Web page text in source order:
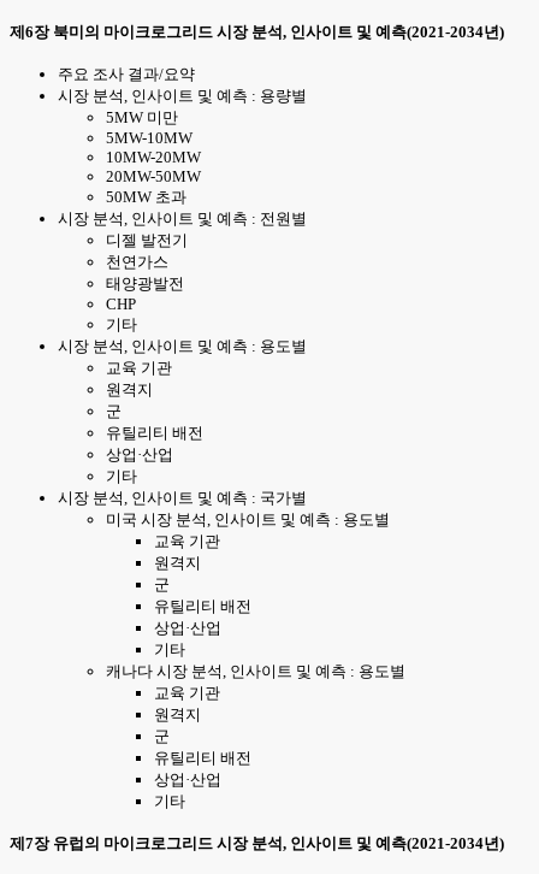
제6장 북미의 마이크로그리드 시장 분석, 인사이트 및 예측(2021-2034년)
주요 조사 결과/요약
시장 분석, 인사이트 및 예측 : 용량별
5MW 미만
5MW-10MW
10MW-20MW
20MW-50MW
50MW 초과
시장 분석, 인사이트 및 예측 : 전원별
디젤 발전기
천연가스
태양광발전
CHP
기타
시장 분석, 인사이트 및 예측 : 용도별
교육 기관
원격지
군
유틸리티 배전
상업·산업
기타
시장 분석, 인사이트 및 예측 : 국가별
미국 시장 분석, 인사이트 및 예측 : 용도별
교육 기관
원격지
군
유틸리티 배전
상업·산업
기타
캐나다 시장 분석, 인사이트 및 예측 : 용도별
교육 기관
원격지
군
유틸리티 배전
상업·산업
기타
제7장 유럽의 마이크로그리드 시장 분석, 인사이트 및 예측(2021-2034년)